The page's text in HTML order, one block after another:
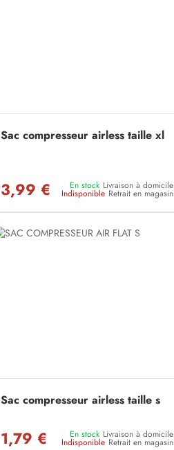
Sac compresseur airless taille xl
3,99 € En stock Livraison à domicile
Indisponible Retrait en magasin
Sac compresseur airless taille s
1,79 € En stock Livraison à domicile
Indisponible Retrait en magasin